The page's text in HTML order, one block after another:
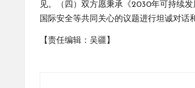
见。（四）双方愿秉承《2030年可持续
国际安全等共同关心的议题进行坦诚对话
【责任编辑：吴疆】